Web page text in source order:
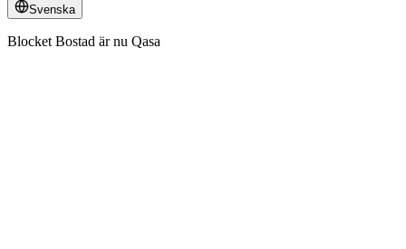
Svenska
Blocket Bostad är nu Qasa